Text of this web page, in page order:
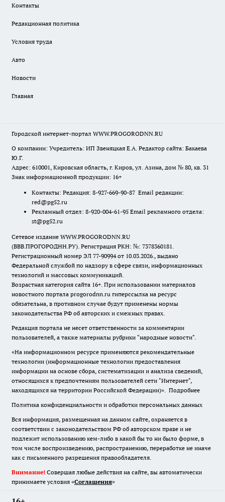
Контакты
Редакционная политика
Условия труда
Авто
Новости
Главная
Городской интернет-портал WWW.PROGORODNN.RU
О компании: Учредитель: ИП Звеняцкая Е.А. Редактор сайта: Бакаева
Ю.Г.
Адрес: 610001, Кировская область, г. Киров, ул. Азина, дом № 80, кв. 31
Знак информационной продукции: 16+
Контакты: Редакция: 8-927-669-90-87 Email редакции:
red@pg52.ru
Рекламный отдел: 8-920-004-61-95 Email рекламного отдела:
st@pg52.ru
Сетевое издание WWW.PROGORODNN.RU
(ВВВ.ПРОГОРОДНН.РУ). Регистрация РКН: №: 7378360181.
Регистрационный номер ЭЛ 77-90994 от 10.03.2026., выдано
Федеральной службой по надзору в сфере связи, информационных
технологий и массовых коммуникаций.
Возрастная категория сайта 16+. При использовании материалов
новостного портала progorodnn.ru гиперссылка на ресурс
обязательна, в противном случае будут применены нормы
законодательства РФ об авторских и смежных правах.
Редакция портала не несет ответственности за комментарии
пользователей, а также материалы рубрики "народные новости".
«На информационном ресурсе применяются рекомендательные
технологии (информационные технологии предоставления
информации на основе сбора, систематизации и анализа сведений,
относящихся к предпочтениям пользователей сети "Интернет",
находящихся на территории Российской Федерации)». Подробнее
Политика конфиденциальности и обработки персональных данных
Вся информация, размещенная на данном сайте, охраняется в
соответствии с законодательством РФ об авторском праве и не
подлежит использованию кем-либо в какой бы то ни было форме, в
том числе воспроизведению, распространению, переработке не иначе
как с письменного разрешения правообладателя.
Внимание! Совершая любые действия на сайте, вы автоматически
принимаете условия «Cоглашения»